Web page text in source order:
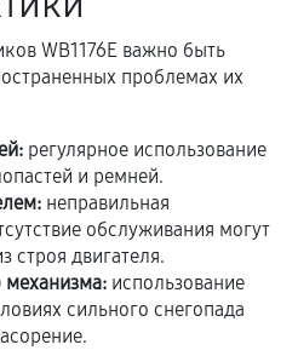
оформление
Стоимость, сроки и
отдельно и
действует
WB1176E важно быть
проблемах их
регулярное использование
и ремней.
неправильная
обслуживания могут
строя двигателя.
механизма: использование
сильного снегопада